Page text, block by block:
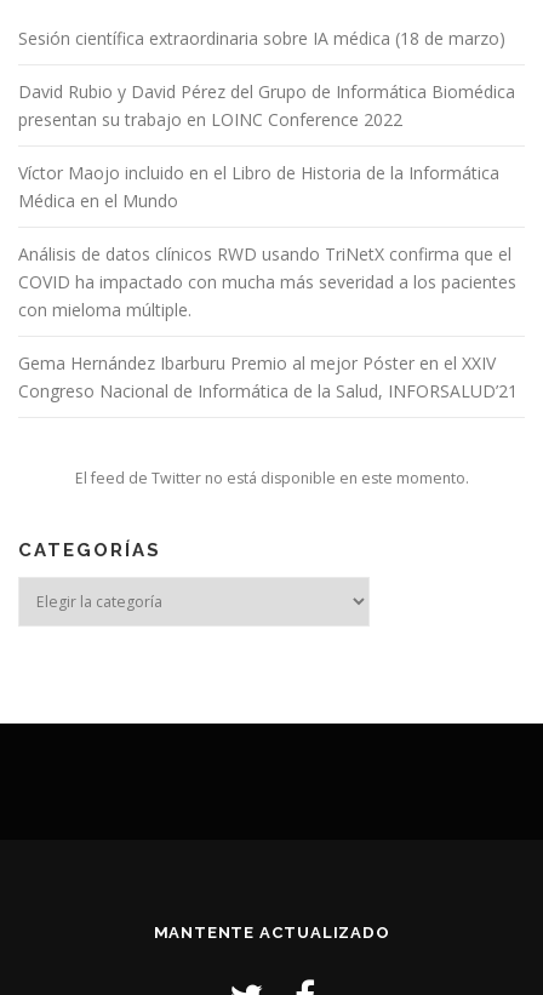
Sesión científica extraordinaria sobre IA médica (18 de marzo)
David Rubio y David Pérez del Grupo de Informática Biomédica
presentan su trabajo en LOINC Conference 2022
Víctor Maojo incluido en el Libro de Historia de la Informática
Médica en el Mundo
Análisis de datos clínicos RWD usando TriNetX confirma que el
COVID ha impactado con mucha más severidad a los pacientes
con mieloma múltiple.
Gema Hernández Ibarburu Premio al mejor Póster en el XXIV
Congreso Nacional de Informática de la Salud, INFORSALUD’21
El feed de Twitter no está disponible en este momento.
CATEGORÍAS
MANTENTE ACTUALIZADO